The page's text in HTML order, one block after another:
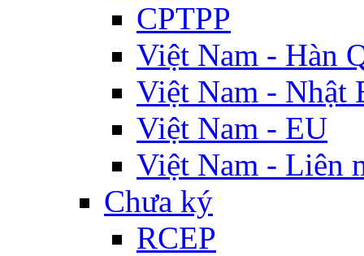
CPTPP
Việt Nam - Hàn
Việt Nam - Nhật
Việt Nam - EU
Việt Nam - Liên
Chưa ký
RCEP